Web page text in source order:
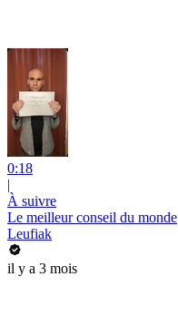
0:18
|
À suivre
Le meilleur conseil du monde
Leufiak
il y a 3 mois